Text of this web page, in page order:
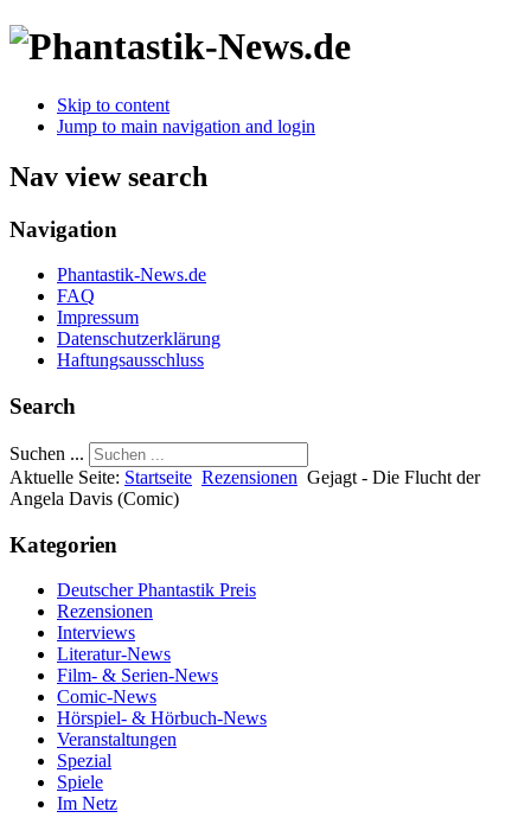
Skip to content
Jump to main navigation and login
Nav view search
Navigation
Phantastik-News.de
FAQ
Impressum
Datenschutzerklärung
Haftungsausschluss
Search
Suchen ...
Aktuelle Seite: Startseite Rezensionen Gejagt - Die Flucht der
Angela Davis (Comic)
Kategorien
Deutscher Phantastik Preis
Rezensionen
Interviews
Literatur-News
Film- & Serien-News
Comic-News
Hörspiel- & Hörbuch-News
Veranstaltungen
Spezial
Spiele
Im Netz